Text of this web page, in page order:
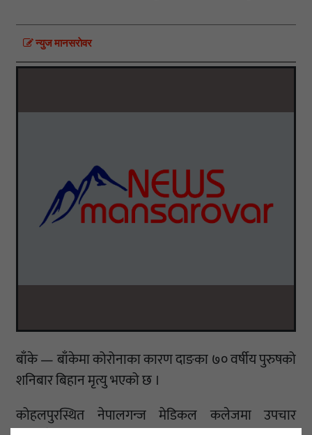
न्युज मानसराेवर
बाँके — बाँकेमा कोरोनाका कारण दाङका ७० वर्षीय पुरुषको
शनिबार बिहान मृत्यु भएको छ ।
कोहलपुरस्थित नेपालगन्ज मेडिकल कलेजमा उपचार